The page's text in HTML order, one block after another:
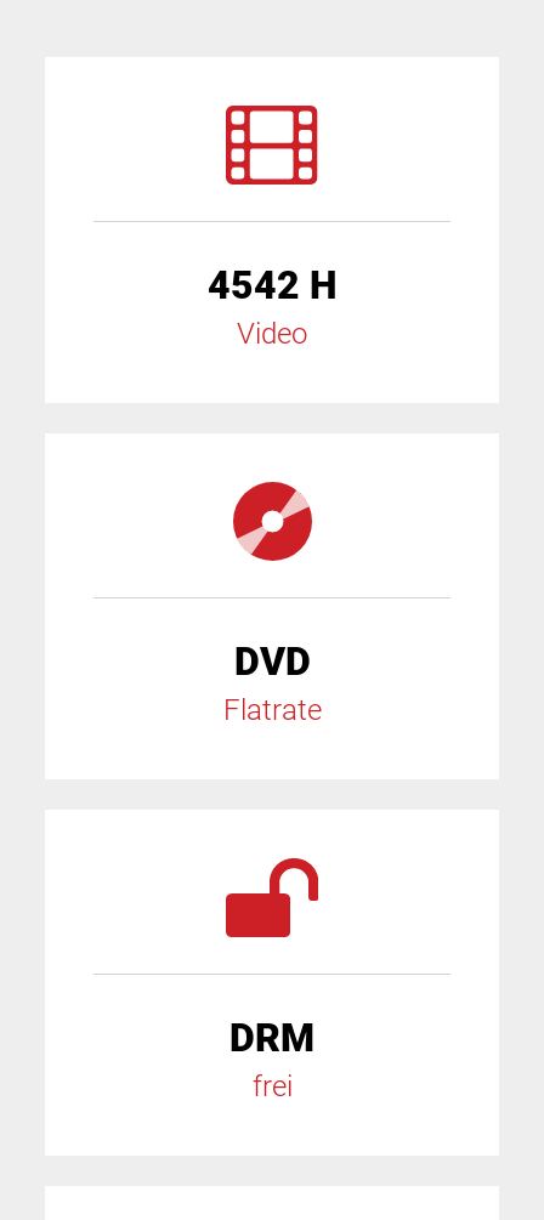
4542 H
Video
DVD
Flatrate
DRM
frei